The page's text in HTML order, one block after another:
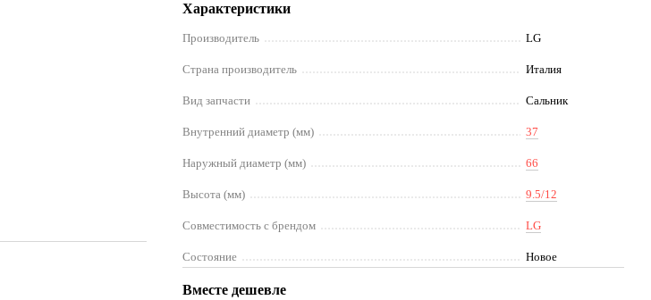
Характеристики
Производитель LG
Страна производитель Италия
Вид запчасти Сальник
Внутренний диаметр (мм) 37
Наружный диаметр (мм) 66
Высота (мм) 9.5/12
Совместимость с брендом LG
Состояние Новое
Вместе дешевле